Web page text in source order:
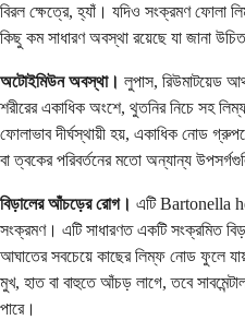
বিরল ক্ষেত্রে, হ্যাঁ। যদিও সংক্রমণ ফোলা
কিছু কম সাধারণ অবস্থা রয়েছে যা জানা
অটোইমিউন অবস্থা। লুপাস, রিউমাটয়েড
শরীরের একাধিক অংশে, থুতনির নিচে সহ
ফোলাভাব দীর্ঘস্থায়ী হয়, একাধিক নোড
বা ত্বকের পরিবর্তনের মতো অন্যান্য
বিড়ালের আঁচড়ের রোগ। এটি Bartonella
সংক্রমণ। এটি সাধারণত একটি সংক্রমিত
আঘাতের সবচেয়ে কাছের লিম্ফ নোড ফুলে
মুখ, হাত বা বাহুতে আঁচড় লাগে, তবে
পারে।